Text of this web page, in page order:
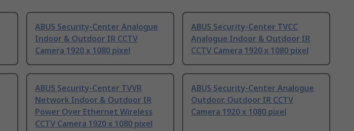
ABUS Security-Center Analogue
Indoor & Outdoor IR CCTV
Camera 1920 x 1080 pixel
ABUS Security-Center TVCC
Analogue Indoor & Outdoor IR
CCTV Camera 1920 x 1080 pixel
ABUS Security-Center TVVR
Network Indoor & Outdoor IR
Power Over Ethernet Wireless
CCTV Camera 1920 x 1080 pixel
ABUS Security-Center Analogue
Outdoor, Outdoor IR CCTV
Camera 1920 x 1080 pixel